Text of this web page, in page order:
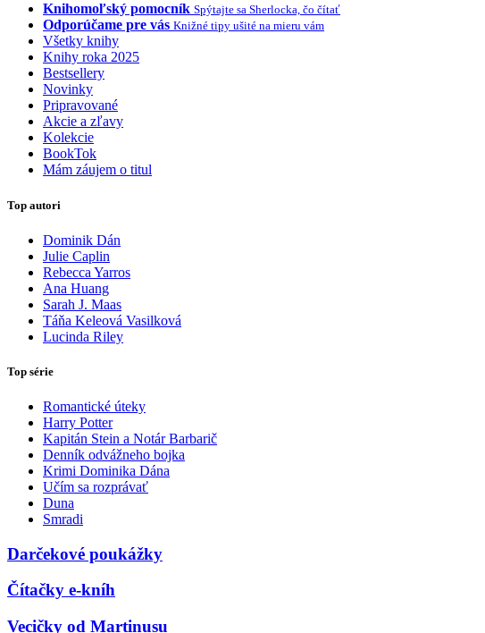
Knihomoľský pomocník Spýtajte sa Sherlocka, čo čítať
Odporúčame pre vás Knižné tipy ušité na mieru vám
Všetky knihy
Knihy roka 2025
Bestsellery
Novinky
Pripravované
Akcie a zľavy
Kolekcie
BookTok
Mám záujem o titul
Top autori
Dominik Dán
Julie Caplin
Rebecca Yarros
Ana Huang
Sarah J. Maas
Táňa Keleová Vasilková
Lucinda Riley
Top série
Romantické úteky
Harry Potter
Kapitán Stein a Notár Barbarič
Denník odvážneho bojka
Krimi Dominika Dána
Učím sa rozprávať
Duna
Smradi
Darčekové poukážky
Čítačky e-kníh
Vecičky od Martinusu